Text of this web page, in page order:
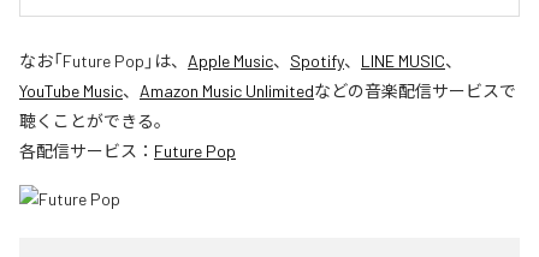
なお「Future Pop 」は、 Apple Music、 Spotify、 LINE MUSIC、
YouTube Music、 Amazon Music Unlimitedなどの音楽配信サービスで
聴くことができる。
各配信サービス： Future Pop